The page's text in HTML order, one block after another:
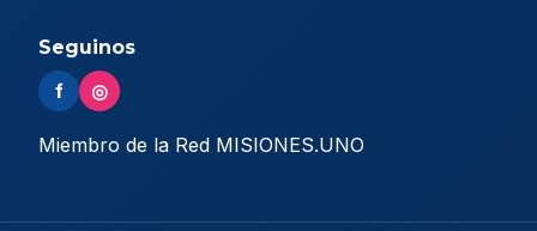
Seguinos
f ◎
Miembro de la Red MISIONES.UNO